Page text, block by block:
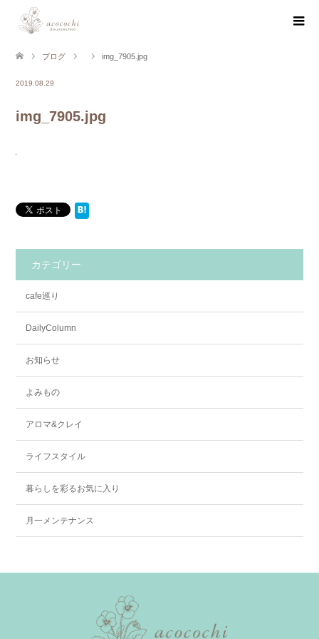
ブログ img_7905.jpg
2019.08.29
img_7905.jpg
カテゴリー
cafe巡り
DailyColumn
お知らせ
よみもの
アロマ&クレイ
ライフスタイル
暮らしを彩るお気に入り
月一メンテナンス